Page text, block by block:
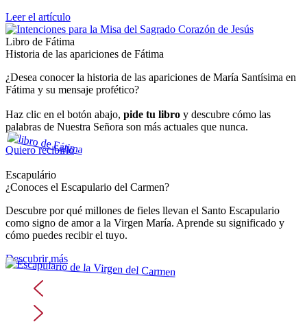
Leer el artículo
Libro de Fátima
Historia de las apariciones de Fátima
¿Desea conocer la historia de las apariciones de María Santísima en
Fátima y su mensaje profético?
Haz clic en el botón abajo, pide tu libro y descubre cómo las
palabras de Nuestra Señora son más actuales que nunca.
Quiero recibirlo
Escapulário
¿Conoces el Escapulario del Carmen?
Descubre por qué millones de fieles llevan el Santo Escapulario
como signo de amor a la Virgen María. Aprende su significado y
cómo puedes recibir el tuyo.
Descubrir más